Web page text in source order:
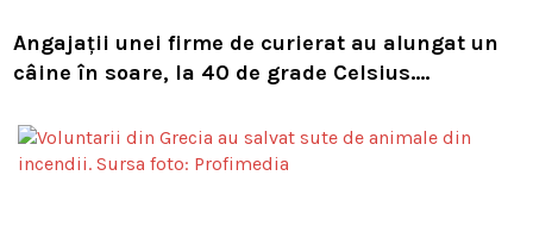
Angajații unei firme de curierat au alungat un
câine în soare, la 40 de grade Celsius.